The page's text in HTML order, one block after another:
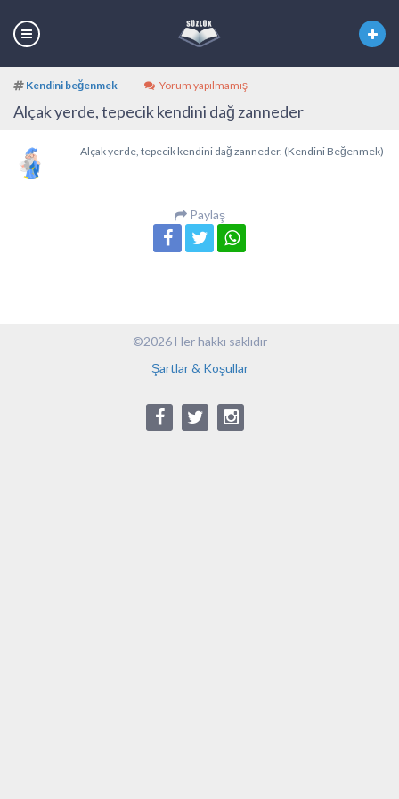
Kendini beğenmek Yorum yapılmamış
Alçak yerde, tepecik kendini dağ zanneder
Alçak yerde, tepecik kendini dağ zanneder. (Kendini Beğenmek)
Paylaş
©2026 Her hakkı saklıdır
Şartlar & Koşullar